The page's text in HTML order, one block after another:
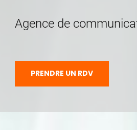
Agence de
PRENDRE UN RDV